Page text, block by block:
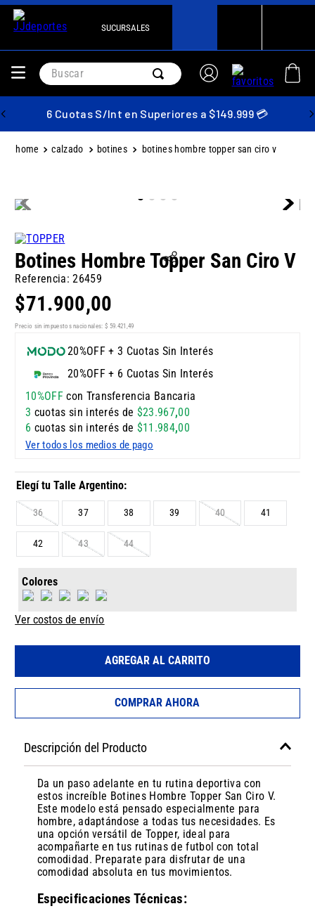
SUCURSALES
Buscar
6 Cuotas S/Int en Superiores a $149.999 💳
calzado botines botines hombre topper san ciro v
Botines Hombre Topper San Ciro V
Referencia:26459
$71.900,00
Precio sin impuestos nacionales: $ 59.421 ,49
20%OFF + 3 Cuotas Sin Interés
20%OFF + 6 Cuotas Sin Interés
10%OFFcon Transferencia Bancaria
3 cuotas sin interés de $23.967,00
6 cuotas sin interés de $11 .984,00
Ver todos los medios de pago
36 37 38 39 40 41
42 43 44
Colores
Ver costos de envío
AGREGAR AL CARRITO
COMPRAR AHORA
Descripción del Producto
Da un paso adelante en tu rutina deportiva con
estos increíble Botines Hombre Topper San Ciro V.
Este modelo está pensado especialmente para
hombre, adaptándose a todas tus necesidades. Es
una opción versátil de Topper, ideal para
acompañarte en tus rutinas de futbol con total
comodidad. Preparate para disfrutar de una
comodidad absoluta en tus movimientos.
Especificaciones Técnicas: